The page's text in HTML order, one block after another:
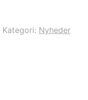
Kategori: Nyheder